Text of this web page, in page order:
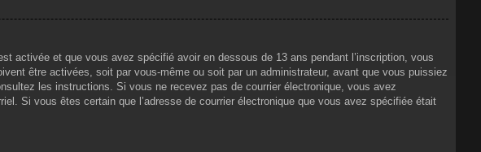
activée et que vous avez spécifié avoir en dessous de 13 ans pendant l’inscription, vous
être activées, soit par vous-même ou soit par un administrateur, avant que vous puissiez
les instructions. Si vous ne recevez pas de courrier électronique, vous avez
Si vous êtes certain que l’adresse de courrier électronique que vous avez spécifiée était